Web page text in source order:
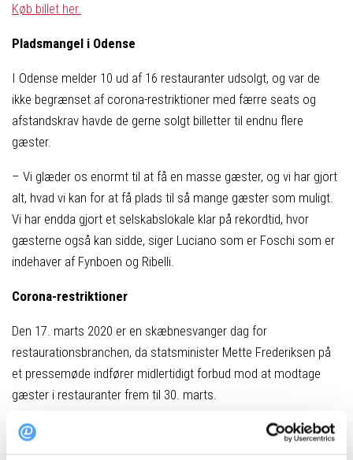
Køb billet her.
Pladsmangel i Odense
I Odense melder 10 ud af 16 restauranter udsolgt, og var de
ikke begrænset af corona-restriktioner med færre seats og
afstandskrav havde de gerne solgt billetter til endnu flere
gæster.
– Vi glæder os enormt til at få en masse gæster, og vi har gjort
alt, hvad vi kan for at få plads til så mange gæster som muligt.
Vi har endda gjort et selskabslokale klar på rekordtid, hvor
gæsterne også kan sidde, siger Luciano som er Foschi som er
indehaver af Fynboen og Ribelli.
Corona-restriktioner
Den 17. marts 2020 er en skæbnesvanger dag for
restaurationsbranchen, da statsminister Mette Frederiksen på
et pressemøde indfører midlertidigt forbud mod at modtage
gæster i restauranter frem til 30. marts.
Siden bliver forbuddet forlænget frem til 18. maj, hvor